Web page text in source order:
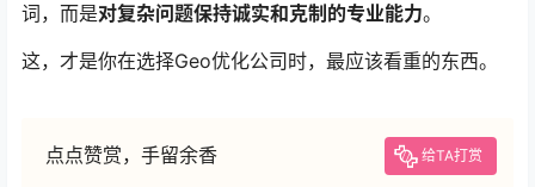
词，而是对复杂问题保持诚实和克制的专业能力。
这，才是你在选择Geo优化公司时，最应该看重的东西。
点点赞赏，手留余香 给TA打赏